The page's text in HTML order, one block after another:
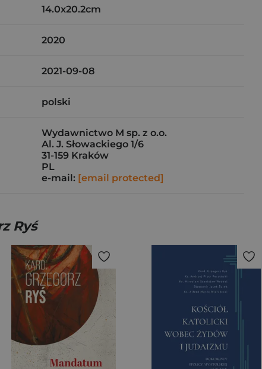
14.0x20.2cm
2020
2021-09-08
polski
Wydawnictwo M sp. z o.o.
Al. J. Słowackiego 1/6
31-159 Kraków
PL
e-mail: [email protected]
Ryś